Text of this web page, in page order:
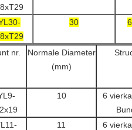
30
nr.
Normale Diameter
(mm)
10
6
11
6